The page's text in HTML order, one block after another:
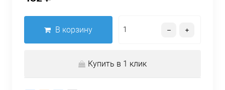
В корзину
Купить в 1 клик